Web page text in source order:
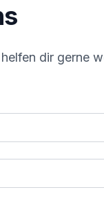
dir gerne